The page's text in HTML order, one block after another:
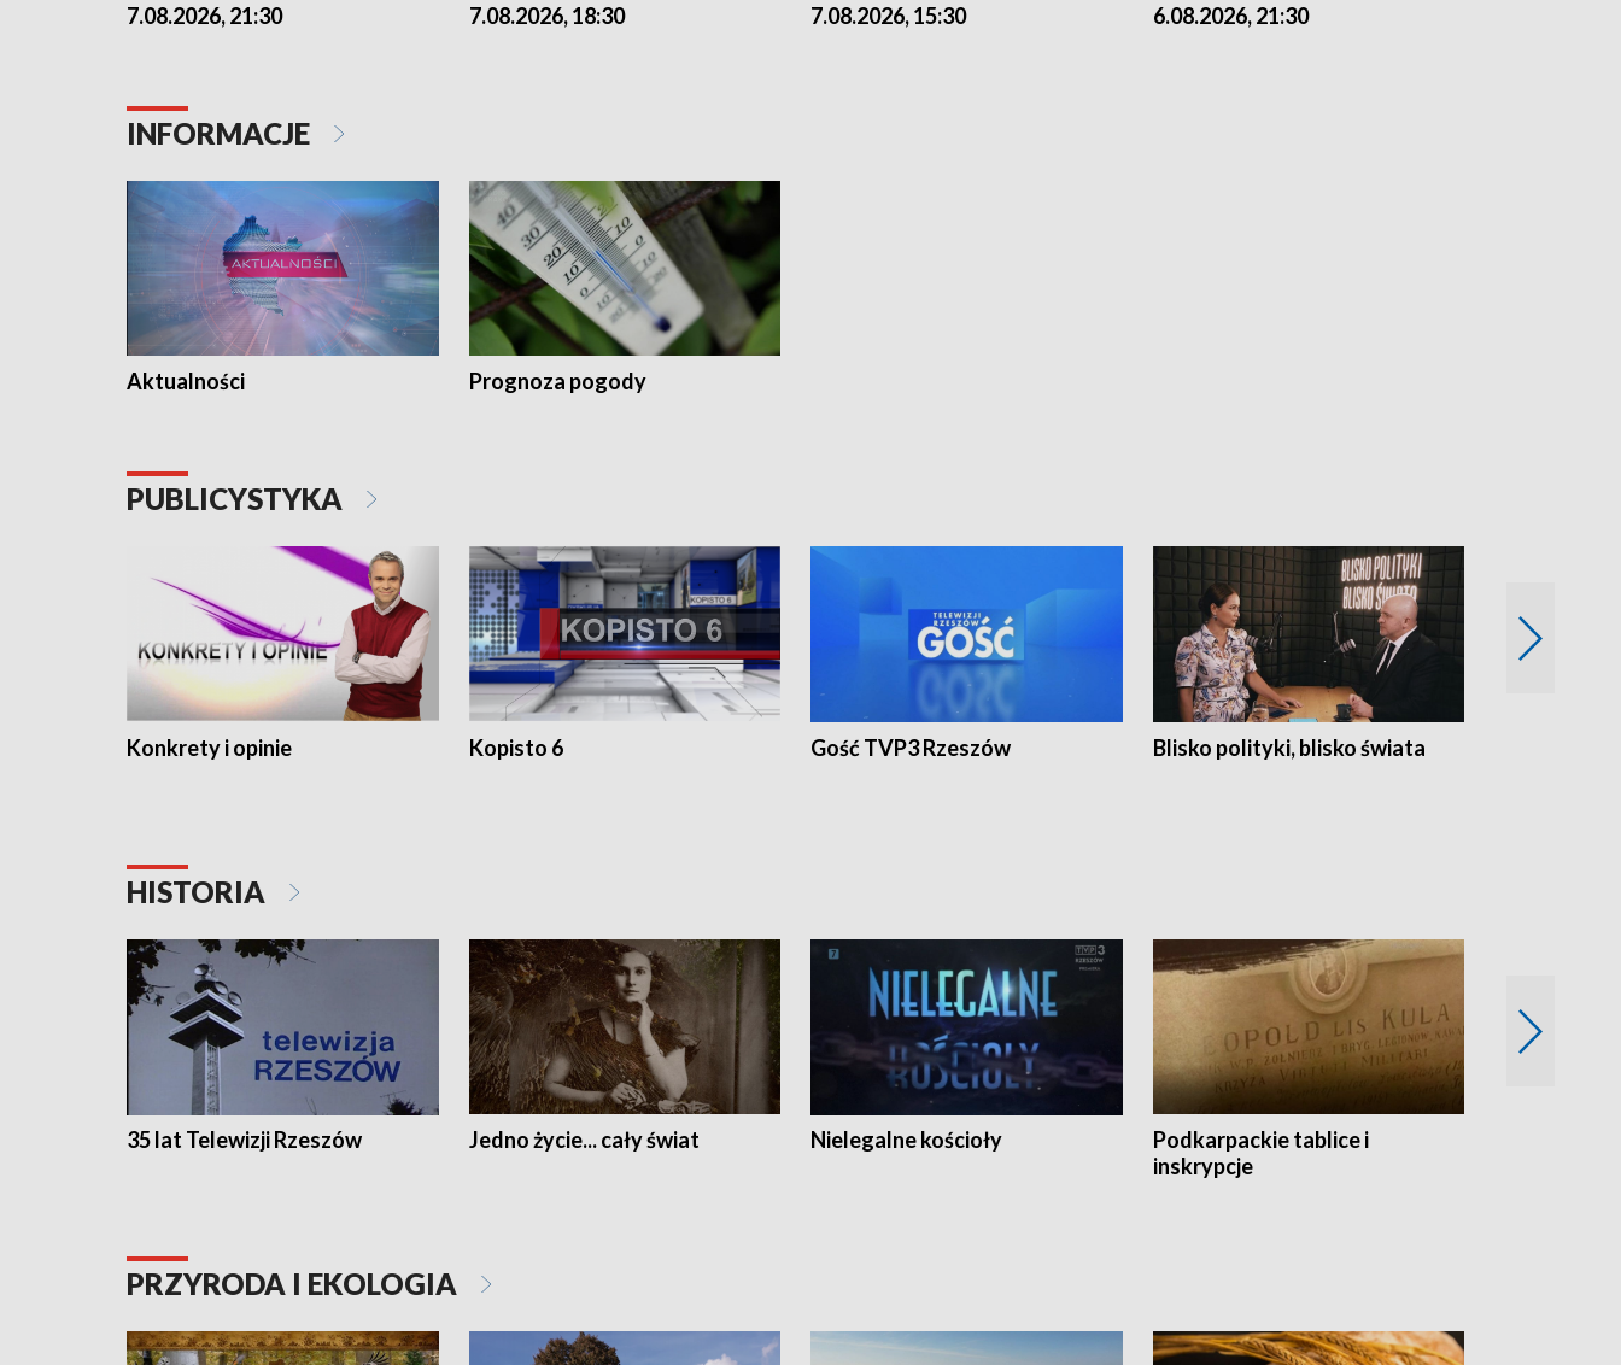
7.08.2026, 21:30 7.08.2026, 18:30 7.08.2026, 15:30 6.08.2026, 21:30
INFORMACJE
Aktualności Prognoza pogody
PUBLICYSTYKA
Konkrety i opinie Kopisto 6 Gość TVP3 Rzeszów Blisko polityki, blisko świata
HISTORIA
35 lat Telewizji Rzeszów Jedno życie... cały świat Nielegalne kościoły
Podkarpackie tablice i
inskrypcje
PRZYRODA I EKOLOGIA